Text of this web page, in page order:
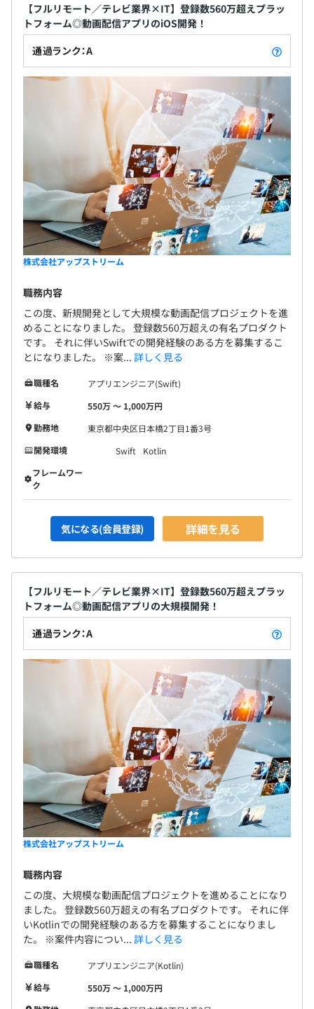
基本的にはクライアントにどれだけの価値を提供できるか
というところを重視しています。
まだスタートアップの企業のため、今後、随時一緒に評価
制度をつくり上げられればと考えています。
全社：40名（業務委託含む）
各機能ごとに2~4人くらいの体制で開発をおこないます。
役割としてはディレクターとエンジニアが存在するプロジ
ェクトが多いですが、案件によっては直接クライアントと
要件定義をしてもらうプロジェクトも存在します。
【フルリモート／テレビ業界×IT】登録数560万超えプラッ
トフォーム◎動画配信アプリのiOS開発！
通過ランク：A
株式会社アップストリーム
職務内容
この度、新規開発として大規模な動画配信プロジェクトを進
めることになりました。 登録数560万超えの有名プロダクト
です。 それに伴いSwiftでの開発経験のある方を募集するこ
とになりました。 ※案... 詳しく見る
職種名
アプリエンジニア(Swift)
給与
550万 〜 1,000万円
勤務地
東京都中央区日本橋2丁目1番3号
開発環境
Swift
Kotlin
フレームワー
ク
気になる(会員登録) 詳細を見る
【フルリモート／テレビ業界×IT】登録数560万超えプラッ
トフォーム◎動画配信アプリの大規模開発！
通過ランク：A
株式会社アップストリーム
職務内容
この度、大規模な動画配信プロジェクトを進めることになり
ました。 登録数560万超えの有名プロダクトです。 それに伴
いKotlinでの開発経験のある方を募集することになりまし
た。 ※案件内容につい... 詳しく見る
職種名
アプリエンジニア(Kotlin)
給与
550万 〜 1,000万円